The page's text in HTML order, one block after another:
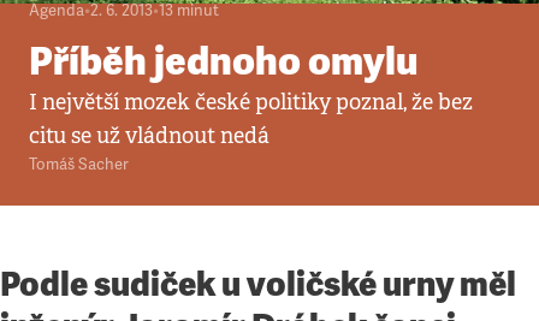
Agenda•2. 6. 2013•13 minut
Příběh jednoho omylu
I největší mozek české politiky poznal, že bez
citu se už vládnout nedá
Tomáš Sacher
Podle sudiček u voličské urny měl